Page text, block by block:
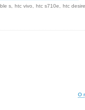
s htc vivo htc s710e
htc
О